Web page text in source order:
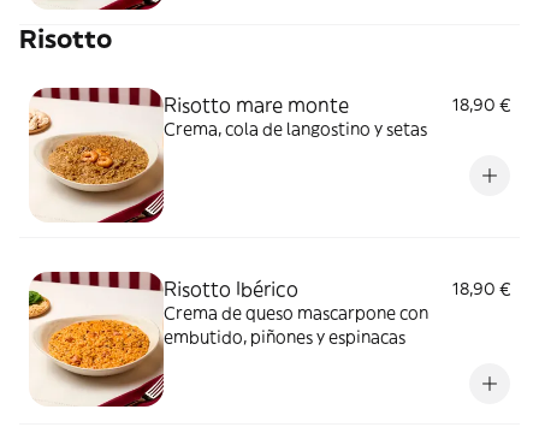
Risotto
Risotto mare monte
18,90 €
Crema, cola de langostino y setas
Risotto Ibérico
18,90 €
Crema de queso mascarpone con
embutido, piñones y espinacas